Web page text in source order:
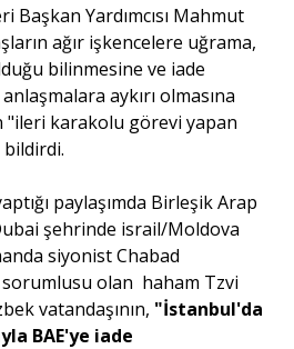
Yazarlar
Haber
Analiz
Sağlık
Başkan Yardımcısı Mahmut
ağır işkencelere uğrama,
bilinmesine ve iade
aykırı olmasına
"ileri karakolu görevi yapan
bildirdi.
paylaşımda Birleşik Arap
şehrinde israil/Moldova
siyonist Chabad
olan haham Tzvi
vatandaşının, "İstanbul'da
BAE'ye iade